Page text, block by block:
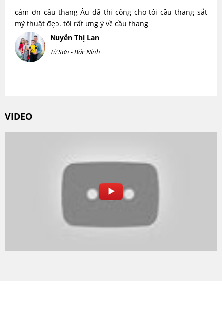
cảm ơn cầu thang Âu đã thi công cho tôi cầu thang sắt
mỹ thuật đẹp. tôi rất ưng ý về cầu thang
Nuyễn Thị Lan
Từ Sơn - Bắc Ninh
VIDEO